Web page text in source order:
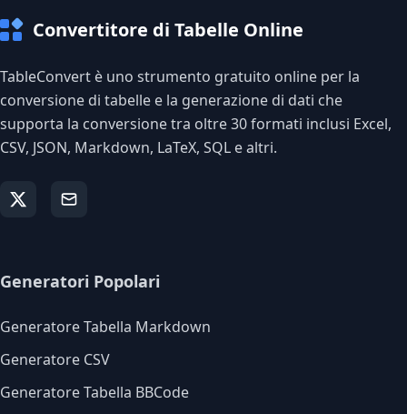
Convertitore di Tabelle Online
TableConvert è uno strumento gratuito online per la
conversione di tabelle e la generazione di dati che
supporta la conversione tra oltre 30 formati inclusi Excel,
CSV, JSON, Markdown, LaTeX, SQL e altri.
Generatori Popolari
Generatore Tabella Markdown
Generatore CSV
Generatore Tabella BBCode